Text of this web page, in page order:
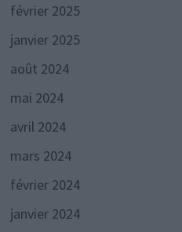
février 2025
janvier 2025
août 2024
mai 2024
avril 2024
mars 2024
février 2024
janvier 2024